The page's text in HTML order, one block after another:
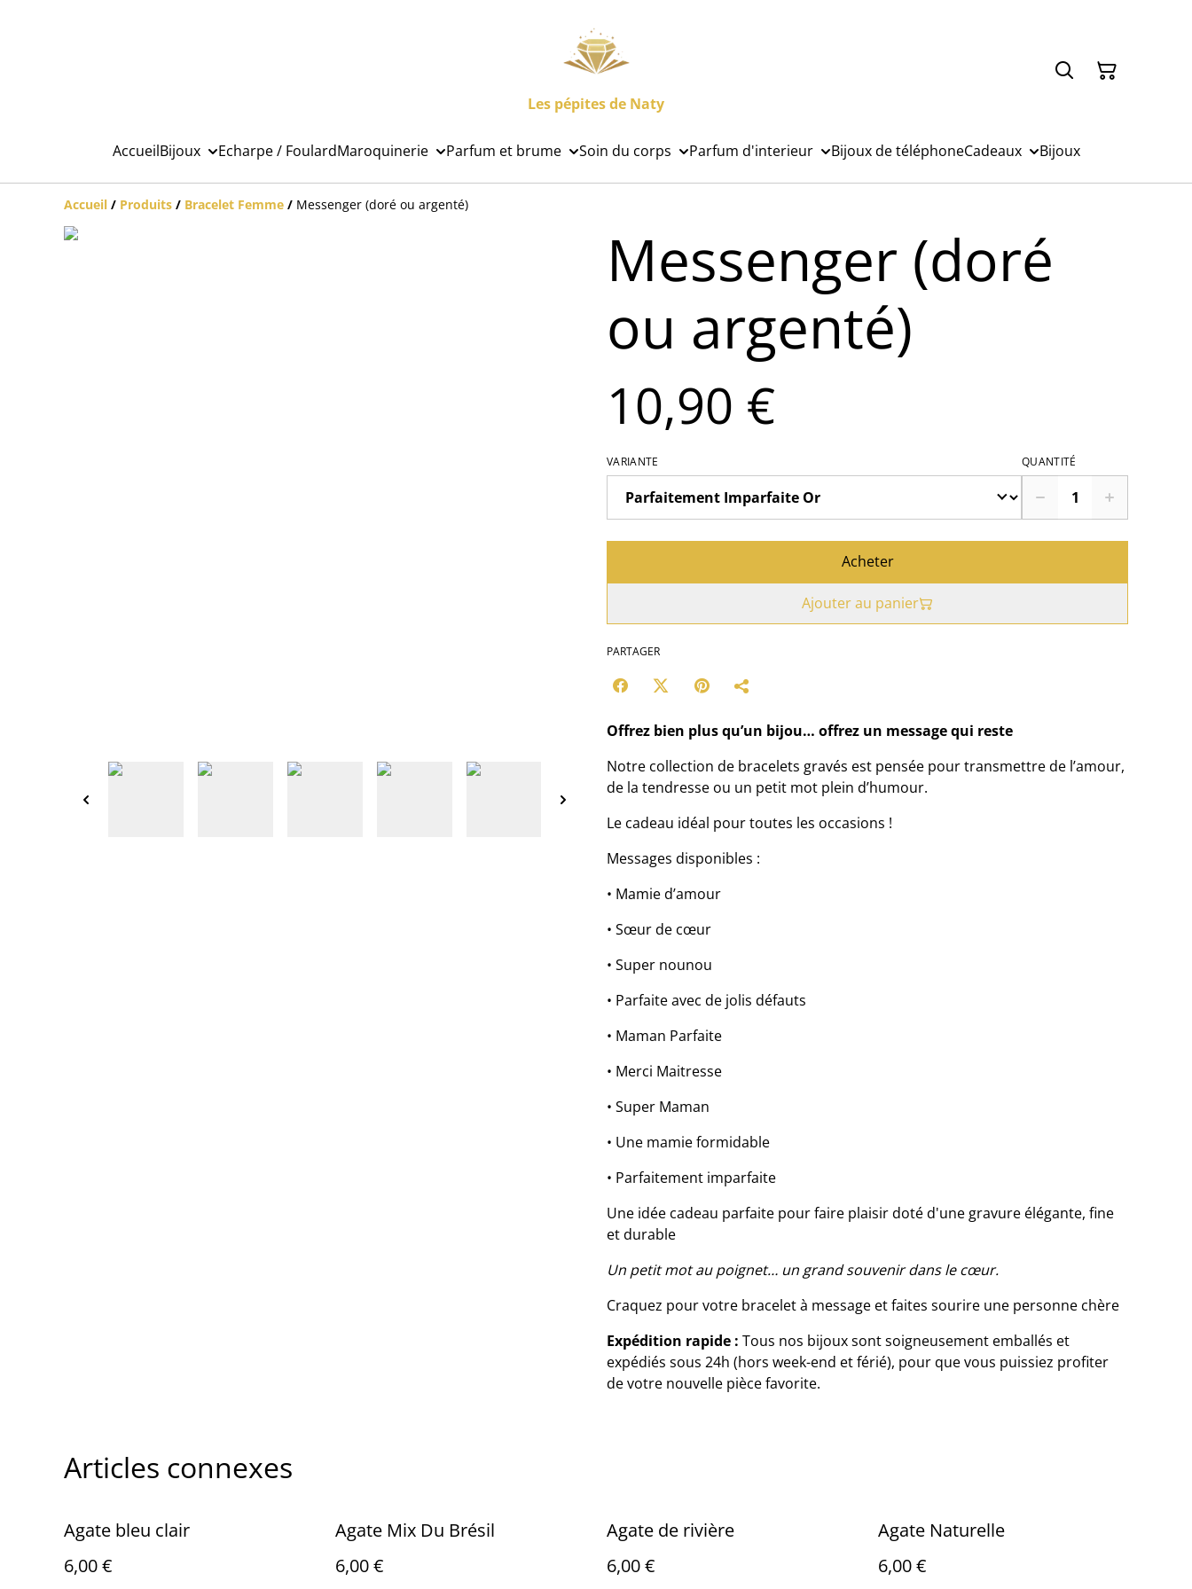
Les pépites de Naty
AccueilBijoux Echarpe / FoulardMaroquinerie Parfum et brume Soin du corps Parfum d'interieur Bijoux de téléphoneCadeaux Bijoux
Accueil / Produits / Bracelet Femme / Messenger (doré ou argenté)
Messenger (doré
ou argenté)
10,90 €
VARIANTE QUANTITÉ
Acheter
Ajouter au panier
PARTAGER
Offrez bien plus qu’un bijou… offrez un message qui reste
Notre collection de bracelets gravés est pensée pour transmettre de l’amour,
de la tendresse ou un petit mot plein d’humour.
Le cadeau idéal pour toutes les occasions !
Messages disponibles :
• Mamie d’amour
• Sœur de cœur
• Super nounou
• Parfaite avec de jolis défauts
• Maman Parfaite
• Merci Maitresse
• Super Maman
• Une mamie formidable
• Parfaitement imparfaite
Une idée cadeau parfaite pour faire plaisir doté d'une gravure élégante, fine
et durable
Un petit mot au poignet… un grand souvenir dans le cœur.
Craquez pour votre bracelet à message et faites sourire une personne chère
Expédition rapide : Tous nos bijoux sont soigneusement emballés et
expédiés sous 24h (hors week-end et férié), pour que vous puissiez profiter
de votre nouvelle pièce favorite.
Articles connexes
Agate bleu clair
6,00 €
Agate Mix Du Brésil
6,00 €
Agate de rivière
6,00 €
Agate Naturelle
6,00 €